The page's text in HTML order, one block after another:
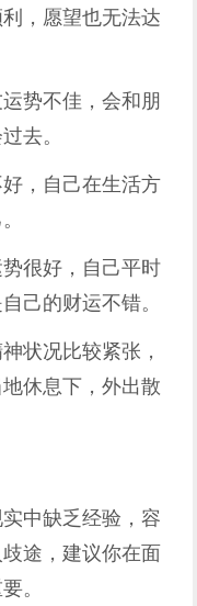
，愿望也无法达
势不佳，会和朋
去。
，自己在生活方
很好，自己平时
己的财运不错。
状况比较紧张，
休息下，外出散
中缺乏经验，容
途，建议你在面
。